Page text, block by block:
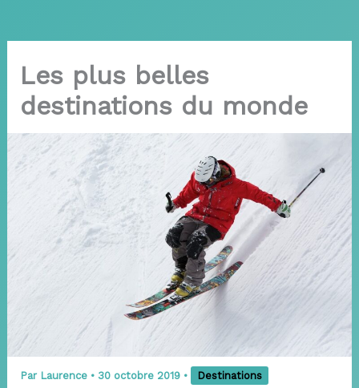
Les plus belles
destinations du monde
Par Laurence • 30 octobre 2019 • Destinations